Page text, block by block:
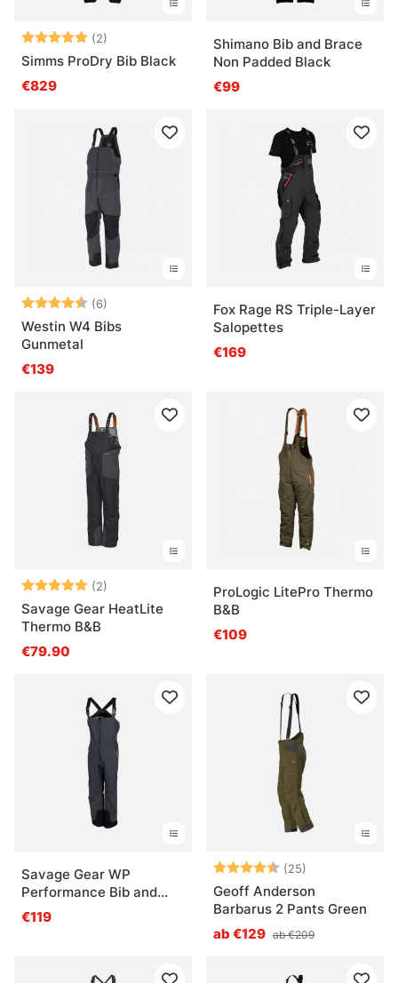
Bewertung:(2)
5.0 von 5 Sternen
Simms ProDry Bib Black
€829
Shimano Bib and Brace
Non Padded Black
€99
Bewertung:(6)
4.8 von 5 Sternen
Westin W4 Bibs
Gunmetal
€139
Fox Rage RS Triple-Layer
Salopettes
€169
Bewertung:(2)
5.0 von 5 Sternen
Savage Gear HeatLite
Thermo B&B
€79.90
ProLogic LitePro Thermo
B&B
€109
Savage Gear WP
Performance Bib and
Brace Gunmetal
€119
Bewertung:(25)
Geoff Anderson
Barbarus 2 Pants Green
ab €129 ab €209